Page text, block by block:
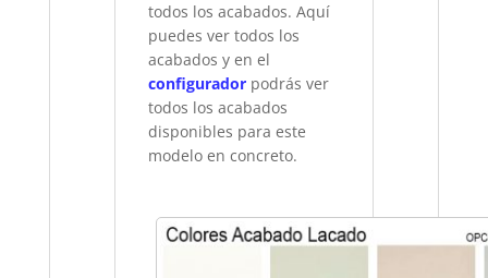
todos los acabados. Aquí
puedes ver todos los
acabados y en el
configurador podrás ver
todos los acabados
disponibles para este
modelo en concreto.